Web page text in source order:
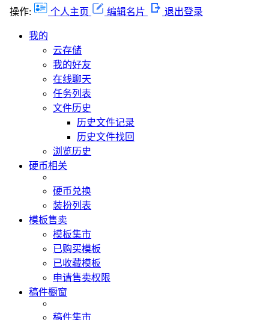
操作: 个人主页 编辑名片 退出登录
我的
云存储
我的好友
在线聊天
任务列表
文件历史
历史文件记录
历史文件找回
浏览历史
硬币相关
硬币兑换
装扮列表
模板售卖
模板集市
已购买模板
已收藏模板
申请售卖权限
稿件橱窗
稿件集市